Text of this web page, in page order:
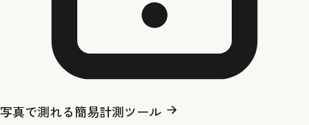
写真で測れる簡易計測ツール